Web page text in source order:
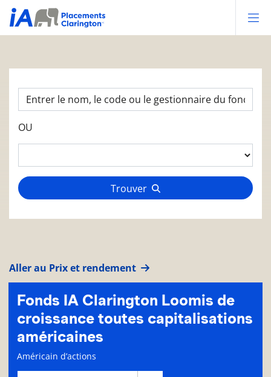
OU
Trouver
Aller au Prix et rendement
Fonds IA Clarington Loomis de
croissance toutes capitalisations
américaines
Page d'informations sur le fonds
Américain d’actions
Menu déroulant des séries du Fonds
Menu déroulant des séries du Fonds